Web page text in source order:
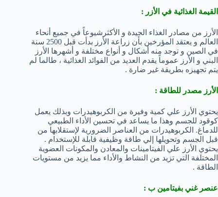
القيمة الغذائية في الأزر :
الأرز من مصادر الغذاء الجيدة و الأكثرشيوعاً في جميع أنحاء
العالم و يعتقد المؤرخين بأن زراعة الأرز بدأت قبل 2500 سنة
في الصين و توجد منه أشكال و أنواع مختلفة و أشهرها الأرز
البني و الأرز عموماً يقدم العديد من الفوائد الغذائية ، طالما لم
يتم تجهيزه بطريقة غير ضارة .
الأرز مصدر للطاقة :
يحتوي الأرز علي كمية وفيرة من الكربوهيدرات وبذلك يعمل
كوقود للجسم وهذا ما يساعد في تحسين الأداء الطبيعي
للدماغ. الكربوهيدرات من العناصر الضرورية لإستقلابها من
قبل الجسم وتحويلها إلي طاقة وظيفية قابلة للإستخدام .
يحتوي الأرز علي الفيتامينات والمعادن والمكونات العضوية
المختلفة التي تزيد من النشاط والأداء مما يزيد من مستويات
الطاقة .
عنصر غني بفيتامين ب :